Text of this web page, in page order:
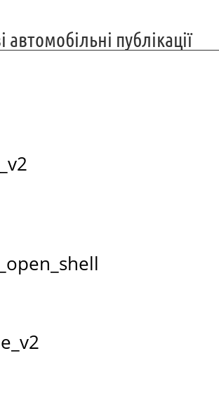
автомобільні публікації